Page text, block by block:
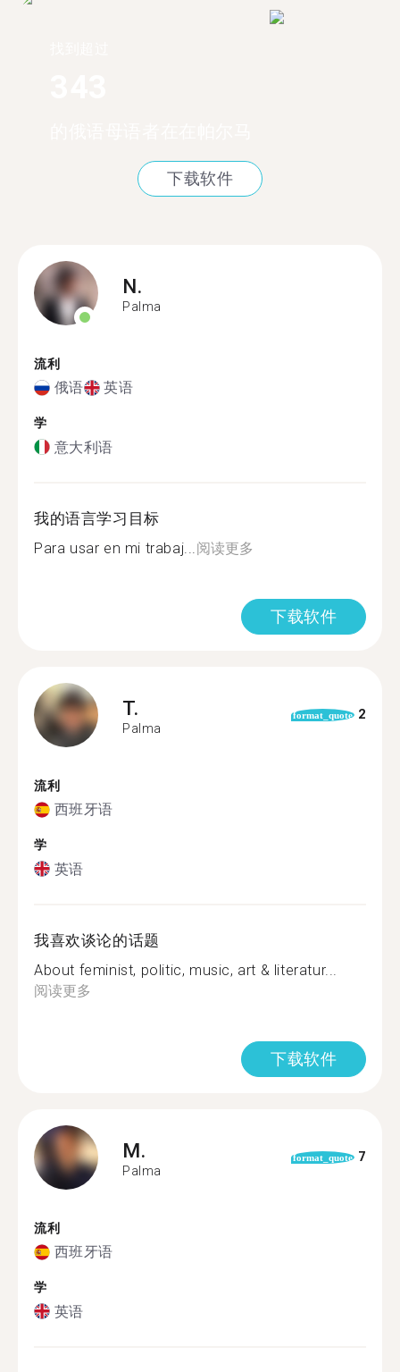
下载软件
N.
Palma
流利
俄语 英语
学
意大利语
我的语言学习目标
Para usar en mi trabaj... 阅读更多
下载软件
T.
Palma
format_quote 2
流利
西班牙语
学
英语
我喜欢谈论的话题
About feminist, politic, music, art & literatur...
阅读更多
下载软件
M.
Palma
format_quote 7
流利
西班牙语
学
英语